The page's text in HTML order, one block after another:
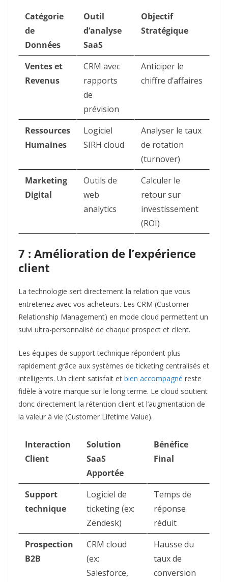
Catégorie
de
Données
Outil
d’analyse
SaaS
Objectif
Stratégique
Ventes et
Revenus
CRM avec
rapports
de
prévision
Anticiper le
chiffre d’affaires
Ressources
Humaines
Logiciel
SIRH cloud
Analyser le taux
de rotation
(turnover)
Marketing
Digital
Outils de
web
analytics
Calculer le
retour sur
investissement
(ROI)
7 : Amélioration de l’expérience
client
La technologie sert directement la relation que vous
entretenez avec vos acheteurs. Les CRM (Customer
Relationship Management) en mode cloud permettent un
suivi ultra-personnalisé de chaque prospect et client.
Les équipes de support technique répondent plus
rapidement grâce aux systèmes de ticketing centralisés et
intelligents. Un client satisfait et bien accompagné reste
fidèle à votre marque sur le long terme. Le cloud soutient
donc directement la rétention client et l’augmentation de
la valeur à vie (Customer Lifetime Value).
Interaction
Client
Solution
SaaS
Apportée
Bénéfice
Final
Support
technique
Logiciel de
ticketing (ex:
Zendesk)
Temps de
réponse
réduit
Prospection
B2B
CRM cloud
(ex:
Salesforce,
Hausse du
taux de
conversion